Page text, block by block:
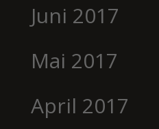
Juni 2017
Mai 2017
April 2017